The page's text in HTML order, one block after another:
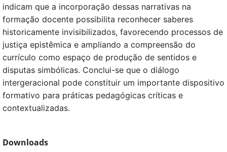
indicam que a incorporação dessas narrativas na
formação docente possibilita reconhecer saberes
historicamente invisibilizados, favorecendo processos de
justiça epistêmica e ampliando a compreensão do
currículo como espaço de produção de sentidos e
disputas simbólicas. Conclui-se que o diálogo
intergeracional pode constituir um importante dispositivo
formativo para práticas pedagógicas críticas e
contextualizadas.
Downloads